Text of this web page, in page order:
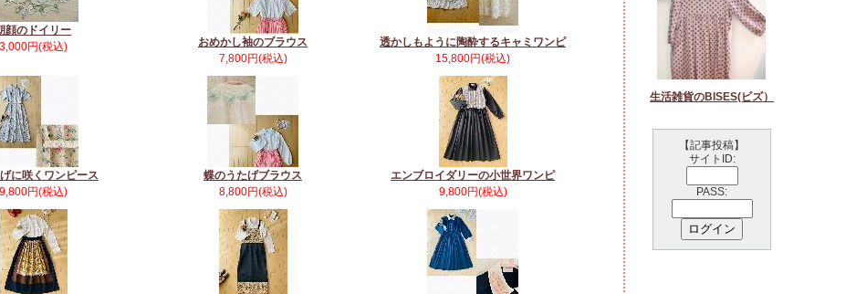
顔のドイリー
3,000円(税込)
おめかし袖のブラウス
7,800円(税込)
透かしもように陶酔するキャミワンピ
15,800円(税込)
に咲くワンピース
9,800円(税込)
蝶のうたげブラウス
8,800円(税込)
エンブロイダリーの小世界ワンピ
9,800円(税込)
生活雑貨のBISES(ビズ）
【記事投稿】
サイトID:
PASS: